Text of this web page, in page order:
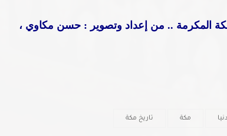
مكة المكرمة .. من إعداد وتصوير : حسن مكاوي ،
مكة تاريخ مكة